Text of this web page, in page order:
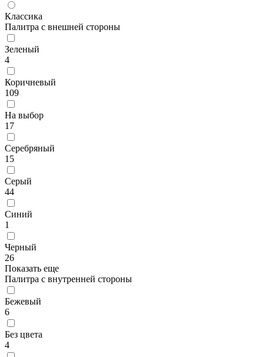
Классика
Палитра с внешней стороны
Зеленый
4
Коричневый
109
На выбор
17
Серебряный
15
Серый
44
Синий
1
Черный
26
Показать еще
Палитра с внутренней стороны
Бежевый
6
Без цвета
4